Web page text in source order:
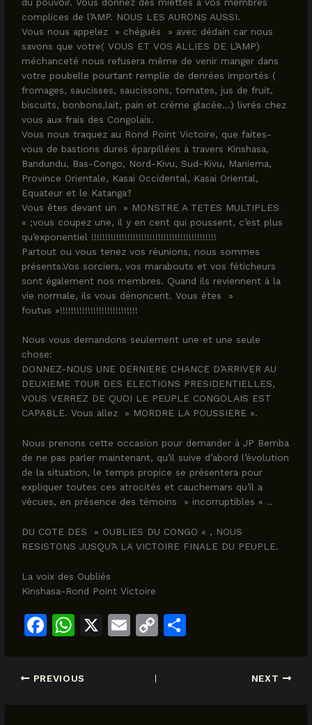
complices de l’AMP. NOUS LES AURONS AUSSI.
Vous nous appelez » chégués » avec dédain car nous
savons que votre( VOUS ET VOS ALLIES DE L’AMP)
méchanceté nous refusera même de venir manger dans
votre poubelle pourtant remplie de denrées importés (
fromages, saucisses, saucissons, tomates, jus de fruit,
biscuits, bonbons,lait, pain et crème glacée…) livrés chez
vous aux frais des Congolais.
Vous nous traquez au Rond Point Victoire, que faites-
vous de bastions dures éparpillées à travers Kinshasa,
Bandundu, Bas-Congo, Nord-Kivu, Sud-Kivu, Maniema,
Province Orientale, Kasai Occidental, Kasai Oriental,
Equateur et le Katanga?
Vous êtes devant un » MONSTRE A TETES MULTIPLES
« ;vous coupez une, il y en cent qui poussent, c’est plus
qu’exponentiel !!!!!!!!!!!!!!!!!!!!!!!!!!!!!!!!!!!!!!!!!!!!!
Partout ou vous tenez vos réunions, nous sommes
présents.Vos sorciers, vos marabouts et vos féticheurs
sont également nos membres. Quand ils reviennent à la
vie normale, ils vous dénoncent. Vous étes »
foutus »!!!!!!!!!!!!!!!!!!!!!!!!!!!!
Nous vous demandons seulement une et une seule
chose:
DONNEZ-NOUS UNE DERNIERE CHANCE D’ARRIVER AU
DEUXIEME TOUR DES ELECTIONS PRESIDENTIELLES,
VOUS VERREZ DE QUOI LE PEUPLE CONGOLAIS EST
CAPABLE. Vous allez » MORDRE LA POUSSIERE ».
Nous prenons cette occasion pour demander à JP Bemba
de ne pas parler maintenant, qu’il suive d’abord l’évolution
de la situation, le temps propice se présentera pour
expliquer toutes ces atrocités et cauchemars qu’il a
vécues, en présence des témoins » incorruptibles « ..
DU COTE DES » OUBLIES DU CONGO « , NOUS
RESISTONS JUSQU’A LA VICTOIRE FINALE DU PEUPLE.
La voix des Oubliés
Kinshasa-Rond Point Victoire
F
c
W
at
X
E
C
PREVIOUS NEXT